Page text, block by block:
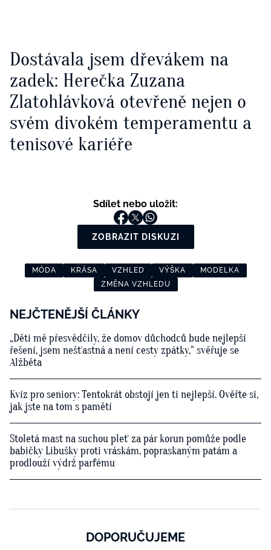
Dostávala jsem dřevákem na
zadek: Herečka Zuzana
Zlatohlávková otevřeně nejen o
svém divokém temperamentu a
tenisové kariéře
Sdílet nebo uložit:
ZOBRAZIT DISKUZI
MÓDA KRÁSA VZHLED VÝŠKA
MODELKA
ZMĚNA VZHLEDU
NEJČTENĚJŠÍ ČLÁNKY
„Děti mě přesvědčily, že domov důchodců bude nejlepší
řešení, jsem nešťastná a není cesty zpátky,“ svěřuje se
Alžběta
Kvíz pro seniory: Tentokrát obstojí jen ti nejlepší. Ověřte si,
jak jste na tom s pamětí
Stoletá mast na suchou pleť za pár korun pomůže podle
babičky Libušky proti vráskám, popraskaným patám a
prodlouží výdrž parfému
DOPORUČUJEME